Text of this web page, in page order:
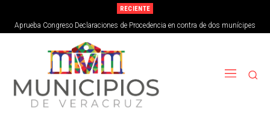
RECIENTE
Aprueba Congreso Declaraciones de Procedencia en contra de dos munícipes